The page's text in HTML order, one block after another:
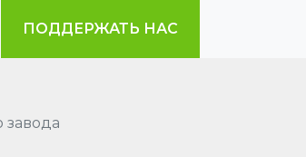
ПОДДЕРЖАТЬ НАС
завода